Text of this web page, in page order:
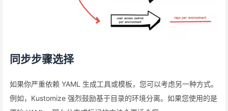
同步步骤选择
如果你严重依赖 YAML 生成工具或模板，您可以考虑另一种方式。
例如，Kustomize 强烈鼓励基于目录的环境分离。如果您使用的是